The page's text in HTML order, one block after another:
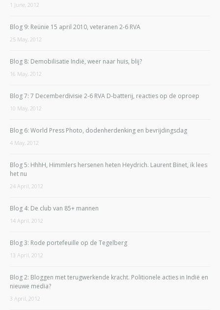
1 June, 2012
Blog 9: Reünie 15 april 2010, veteranen 2-6 RVA
25 May, 2012
Blog 8: Demobilisatie Indië, weer naar huis, blij?
16 May, 2012
Blog 7: 7 Decemberdivisie 2-6 RVA D-batterij, reacties op de oproep
10 May, 2012
Blog 6: World Press Photo, dodenherdenking en bevrijdingsdag
4 May, 2012
Blog 5: HhhH, Himmlers hersenen heten Heydrich. Laurent Binet, ik lees
het nu
24 April, 2012
Blog 4: De club van 85+ mannen
14 April, 2012
Blog 3: Rode portefeuille op de Tegelberg
13 April, 2012
Blog 2: Bloggen met terugwerkende kracht. Politionele acties in Indië en
nieuwe media?
3 April, 2012